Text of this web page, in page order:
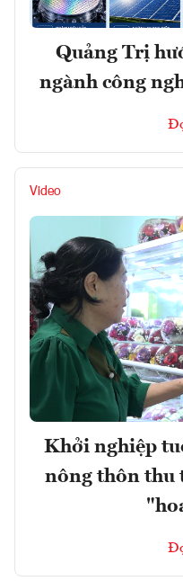
Quảng Trị
ngành công
Video
Khởi nghiệp
nông thôn thu